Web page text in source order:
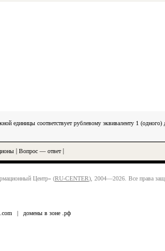
единицы соответствует рублевому эквиваленту 1
Вопрос — ответ|
Центр» (RU-CENTER), 2004—2026. Все права
| домены в зоне .рф